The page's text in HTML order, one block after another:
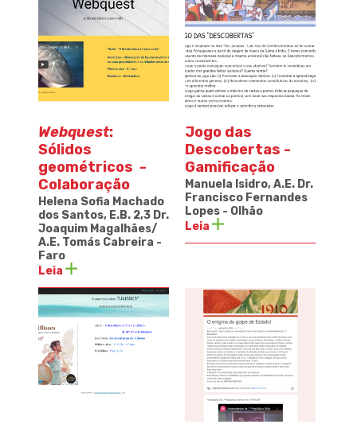
Webquest:
Sólidos
geométricos -
Colaboração
Helena Sofia Machado
dos Santos, E.B. 2,3 Dr.
Joaquim Magalhães/
A.E. Tomás Cabreira -
Faro
Leia
Jogo das
Descobertas -
Gamificação
Manuela Isidro, A.E. Dr.
Francisco Fernandes
Lopes - Olhão
Leia